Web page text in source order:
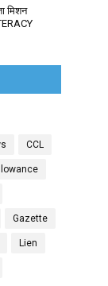
मिशन
CCL
Gazette
Lien